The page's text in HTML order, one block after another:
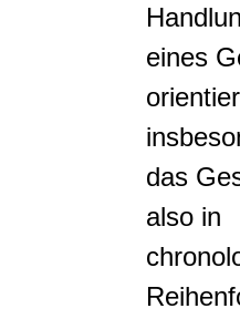
eines
das
also in